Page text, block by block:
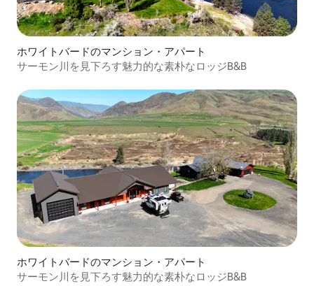
ホワイトバードのマンション・アパート
サーモン川を見下ろす魅力的な素朴なロッジB&B
ホワイトバードのマンション・アパート
サーモン川を見下ろす魅力的な素朴なロッジB&B